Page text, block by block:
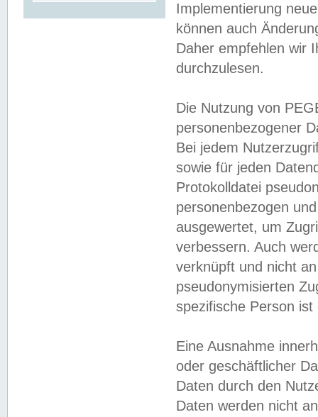
Implementierung
können auch
Daher empfehlen wir
durchzulesen.
Die Nutzung von
personenbezogener
Bei jedem
sowie für jeden
Protokolldatei
personenbezogen
ausgewertet, um
verbessern. Auch
verknüpft und nicht
pseudonymisierten
spezifische Person
Eine Ausnahme
oder geschäftlicher
Daten durch den
Daten werden nicht